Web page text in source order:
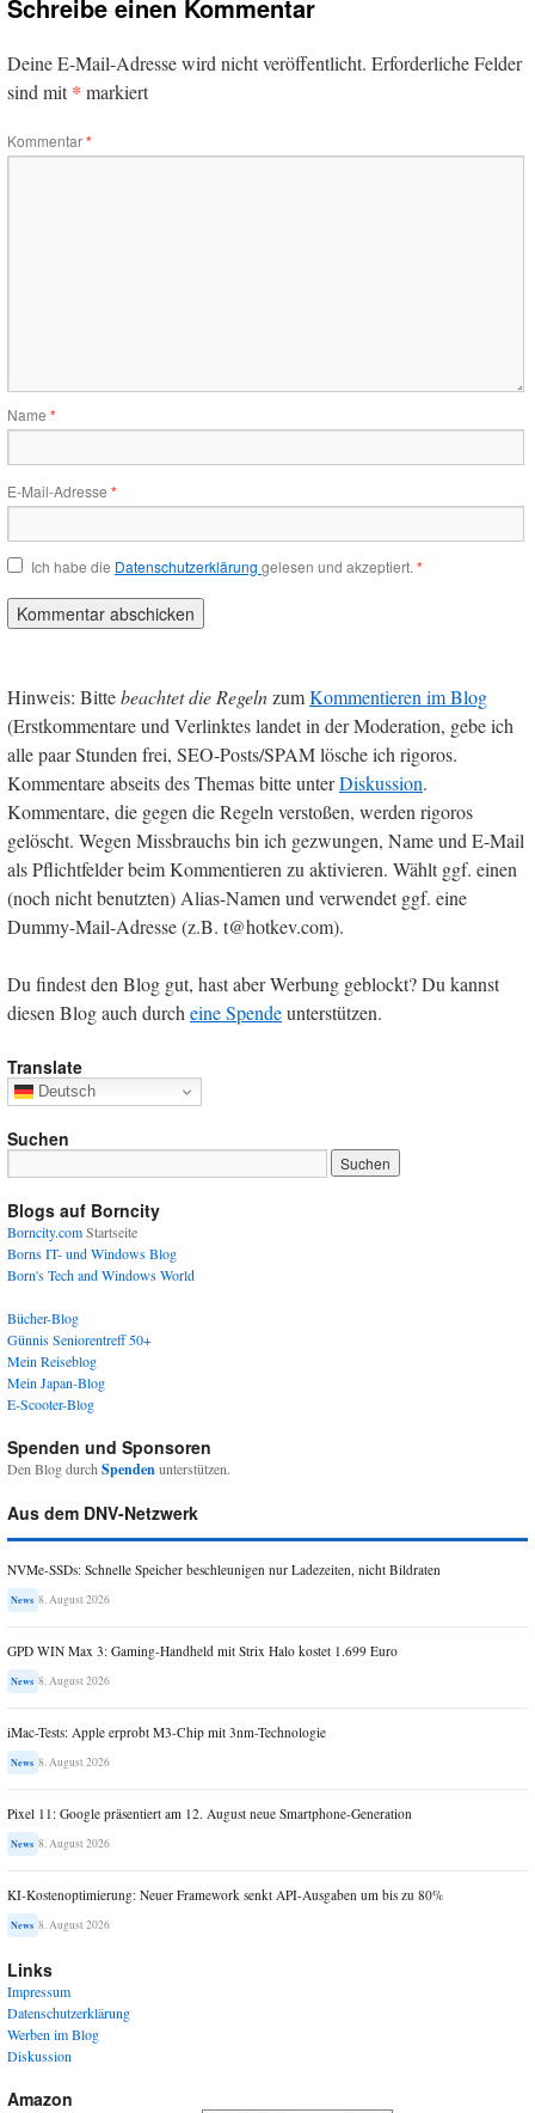
Schreibe einen Kommentar
Deine E-Mail-Adresse wird nicht veröffentlicht. Erforderliche Felder
sind mit* markiert
Kommentar*
Name *
E-Mail-Adresse *
Ich habe die Datenschutzerklärung gelesen und akzeptiert. *
Hinweis: Bittebeachtet die RegelnzumKommentieren im Blog
(Erstkommentare und Verlinktes landet in der Moderation, gebe ich
alle paar Stunden frei, SEO-Posts/SPAM lösche ich rigoros.
Kommentare abseits des Themas bitte unterDiskussion.
Kommentare, die gegen die Regeln verstoßen, werden rigoros
gelöscht. Wegen Missbrauchs bin ich gezwungen, Name und E-Mail
als Pflichtfelder beim Kommentieren zu aktivieren. Wählt ggf. einen
(noch nicht benutzten) Alias-Namen und verwendet ggf. eine
Dummy-Mail-Adresse (z.B. t@hotkev.com).
Du findest den Blog gut, hast aber Werbung geblockt? Du kannst
diesen Blog auch durcheine Spendeunterstützen.
Translate
Deutsch
Suchen
Blogs auf Borncity
Borncity.comStartseite
Borns IT- und Windows Blog
Born's Tech and Windows World
Bücher-Blog
Günnis Seniorentreff 50+
Mein Reiseblog
Mein Japan-Blog
E-Scooter-Blog
Spenden und Sponsoren
Den Blog durchSpendenunterstützen.
Aus dem DNV-Netzwerk
NVMe-SSDs: Schnelle Speicher beschleunigen nur Ladezeiten, nicht Bildraten
News 8. August 2026
GPD WIN Max 3: Gaming-Handheld mit Strix Halo kostet 1.699 Euro
News 8. August 2026
iMac-Tests: Apple erprobt M3-Chip mit 3nm-Technologie
News 8. August 2026
Pixel 11: Google präsentiert am 12. August neue Smartphone-Generation
News 8. August 2026
KI-Kostenoptimierung: Neuer Framework senkt API-Ausgaben um bis zu 80%
News 8. August 2026
Links
Impressum
Datenschutzerklärung
Werben im Blog
Diskussion
Amazon